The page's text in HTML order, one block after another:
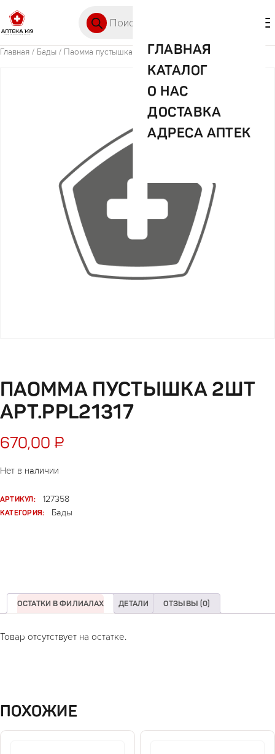
ГЛАВНАЯ
КАТАЛОГ
О НАС
ДОСТАВКА
АДРЕСА АПТЕК
Главная / Бады / Паомма пустышка 2шт арт.PPL21317
ПАОММА ПУСТЫШКА 2ШТ
АРТ.PPL21317
670,00 ₽
Нет в наличии
АРТИКУЛ:
127358
КАТЕГОРИЯ:
Бады
ОСТАТКИ В ФИЛИАЛАХ ДЕТАЛИ ОТЗЫВЫ (0)
Товар отсутствует на остатке.
ПОХОЖИЕ